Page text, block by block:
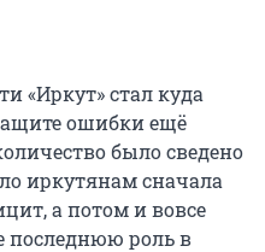
«Иркут» стал куда
ошибки ещё
было сведено
иркутянам сначала
а потом и вовсе
последнюю роль в